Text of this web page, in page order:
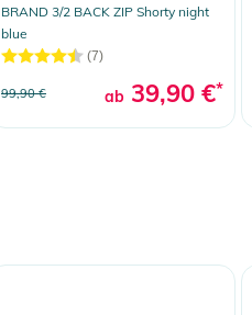
BRAND 3/2 BACK ZIP Shorty night
blue
(7)
99,90 € ab 39,90 €*